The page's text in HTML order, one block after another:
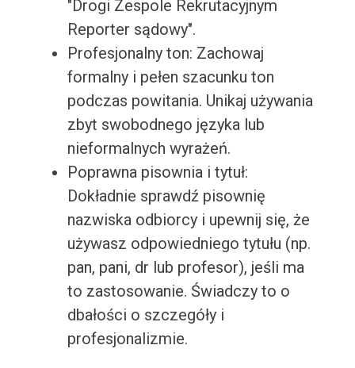
"Drogi Zespole Rekrutacyjnym
Reporter sądowy".
Profesjonalny ton: Zachowaj
formalny i pełen szacunku ton
podczas powitania. Unikaj używania
zbyt swobodnego języka lub
nieformalnych wyrażeń.
Poprawna pisownia i tytuł:
Dokładnie sprawdź pisownię
nazwiska odbiorcy i upewnij się, że
używasz odpowiedniego tytułu (np.
pan, pani, dr lub profesor), jeśli ma
to zastosowanie. Świadczy to o
dbałości o szczegóły i
profesjonalizmie.